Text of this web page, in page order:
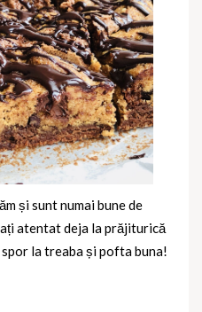
și sunt numai bune de
atentat deja la prăjiturică
spor la treaba și pofta buna!